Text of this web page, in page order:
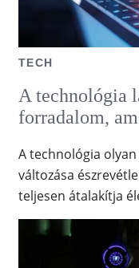
TECH
A technológia
forradalom,
A technológia
változása
teljesen átalakítja